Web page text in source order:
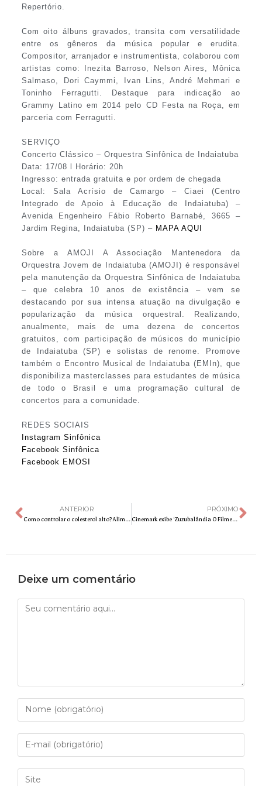
Repertório.
Com oito álbuns gravados, transita com versatilidade
entre os gêneros da música popular e erudita.
Compositor, arranjador e instrumentista, colaborou com
artistas como: Inezita Barroso, Nelson Aires, Mônica
Salmaso, Dori Caymmi, Ivan Lins, André Mehmari e
Toninho Ferragutti. Destaque para indicação ao
Grammy Latino em 2014 pelo CD Festa na Roça, em
parceria com Ferragutti.
SERVIÇO
Concerto Clássico – Orquestra Sinfônica de Indaiatuba
Data: 17/08 l Horário: 20h
Ingresso: entrada gratuita e por ordem de chegada
Local: Sala Acrísio de Camargo – Ciaei (Centro
Integrado de Apoio à Educação de Indaiatuba) –
Avenida Engenheiro Fábio Roberto Barnabé, 3665 –
Jardim Regina, Indaiatuba (SP) – MAPA AQUI
Sobre a AMOJI A Associação Mantenedora da
Orquestra Jovem de Indaiatuba (AMOJI) é responsável
pela manutenção da Orquestra Sinfônica de Indaiatuba
– que celebra 10 anos de existência – vem se
destacando por sua intensa atuação na divulgação e
popularização da música orquestral. Realizando,
anualmente, mais de uma dezena de concertos
gratuitos, com participação de músicos do município
de Indaiatuba (SP) e solistas de renome. Promove
também o Encontro Musical de Indaiatuba (EMIn), que
disponibiliza masterclasses para estudantes de música
de todo o Brasil e uma programação cultural de
concertos para a comunidade.
REDES SOCIAIS
Instagram Sinfônica
Facebook Sinfônica
Facebook EMOSI
ANTERIOR
Como controlar o colesterol alto? Alimentação balanceada e medicamento podem ser os principais aliados
PRÓXIMO
Cinemark exibe ‘Zuzubalândia O Filme’ com exclusividade nos cinemas
Deixe um comentário